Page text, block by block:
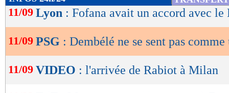
de
lecture
OK
11/09 Lyon : Fofana avait un accord avec le
11/09 PSG : Dembélé ne se sent pas
11/09 VIDEO : l'arrivée de Rabiot à Milan